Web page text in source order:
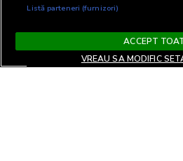
Listă parteneri (furnizori)
ACCEPT
VREAU SA MODIFIC